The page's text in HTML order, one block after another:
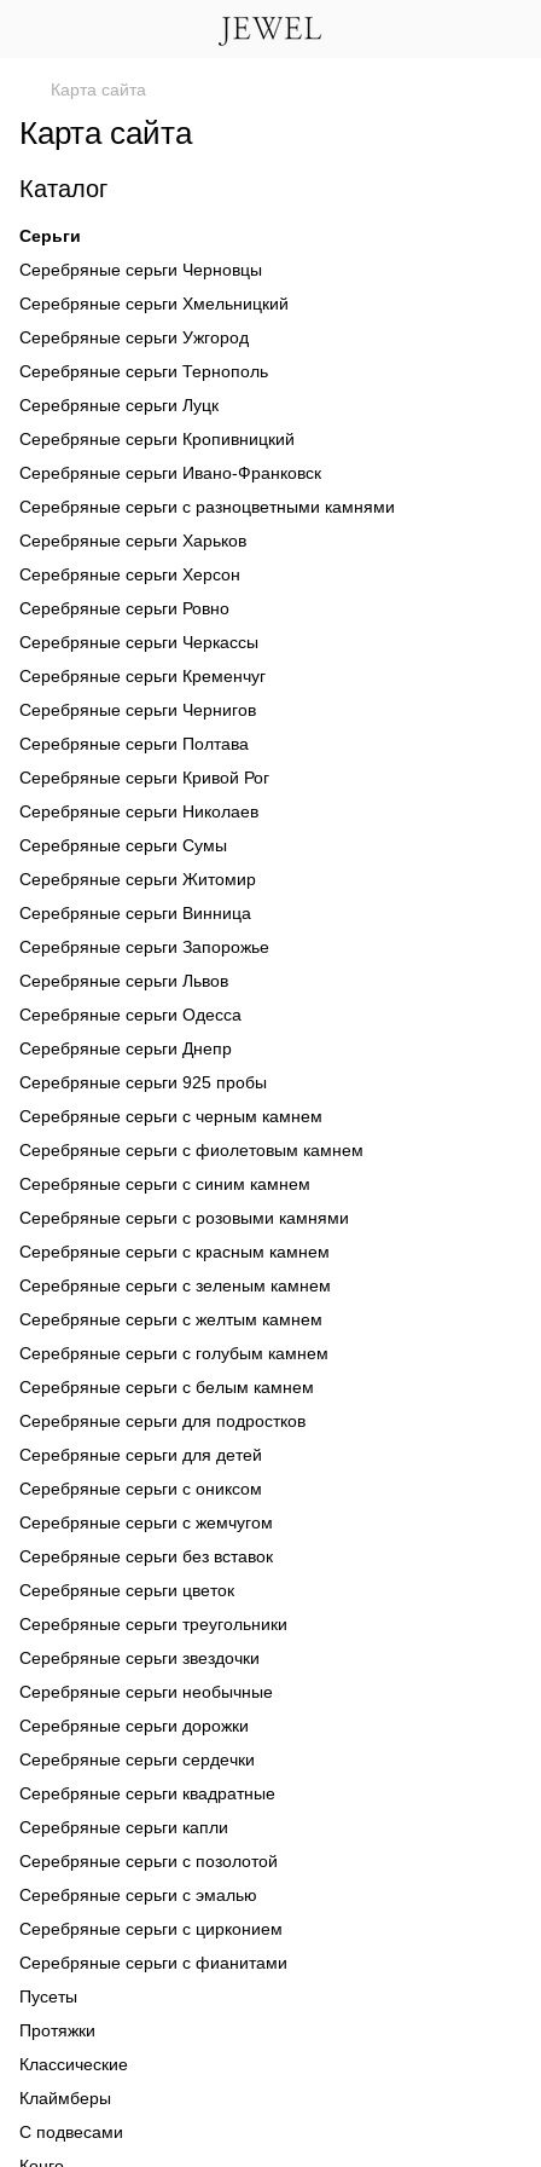
Карта сайта
Карта сайта
Каталог
Серьги
Серебряные серьги Черновцы
Серебряные серьги Хмельницкий
Серебряные серьги Ужгород
Серебряные серьги Тернополь
Серебряные серьги Луцк
Серебряные серьги Кропивницкий
Серебряные серьги Ивано-Франковск
Серебряные серьги с разноцветными камнями
Серебряные серьги Харьков
Серебряные серьги Херсон
Серебряные серьги Ровно
Серебряные серьги Черкассы
Серебряные серьги Кременчуг
Серебряные серьги Чернигов
Серебряные серьги Полтава
Серебряные серьги Кривой Рог
Серебряные серьги Николаев
Серебряные серьги Сумы
Серебряные серьги Житомир
Серебряные серьги Винница
Серебряные серьги Запорожье
Серебряные серьги Львов
Серебряные серьги Одесса
Серебряные серьги Днепр
Серебряные серьги 925 пробы
Серебряные серьги с черным камнем
Серебряные серьги с фиолетовым камнем
Серебряные серьги с синим камнем
Серебряные серьги с розовыми камнями
Серебряные серьги с красным камнем
Серебряные серьги с зеленым камнем
Серебряные серьги с желтым камнем
Серебряные серьги с голубым камнем
Серебряные серьги с белым камнем
Серебряные серьги для подростков
Серебряные серьги для детей
Серебряные серьги с ониксом
Серебряные серьги с жемчугом
Серебряные серьги без вставок
Серебряные серьги цветок
Серебряные серьги треугольники
Серебряные серьги звездочки
Серебряные серьги необычные
Серебряные серьги дорожки
Серебряные серьги сердечки
Серебряные серьги квадратные
Серебряные серьги капли
Серебряные серьги с позолотой
Серебряные серьги с эмалью
Серебряные серьги с цирконием
Серебряные серьги с фианитами
Пусеты
Протяжки
Классические
Клаймберы
С подвесами